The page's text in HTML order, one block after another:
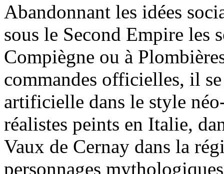
Abandonnant les idées
sous le Second Empire les
Compiègne ou à
commandes officielles, il
artificielle dans le style
réalistes peints en Italie,
Vaux de Cernay dans la
personnages